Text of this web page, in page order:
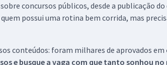
concursos públicos, desde a publicação
possui uma rotina bem corrida, mas
conteúdos: foram milhares de aprovados em
e busque a vaga com que tanto sonhou